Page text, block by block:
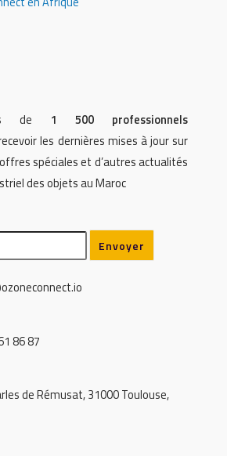
de 1 500 professionnels
les dernières mises à jour sur
spéciales et d’autres actualités
des objets au Maroc
86 87
de Rémusat, 31000 Toulouse,